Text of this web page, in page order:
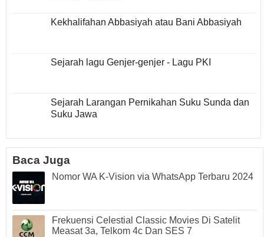
Kekhalifahan Abbasiyah atau Bani Abbasiyah
Sejarah lagu Genjer-genjer - Lagu PKI
Sejarah Larangan Pernikahan Suku Sunda dan
Suku Jawa
Baca Juga
Nomor WA K-Vision via WhatsApp Terbaru 2024
Frekuensi Celestial Classic Movies Di Satelit
Measat 3a, Telkom 4c Dan SES 7